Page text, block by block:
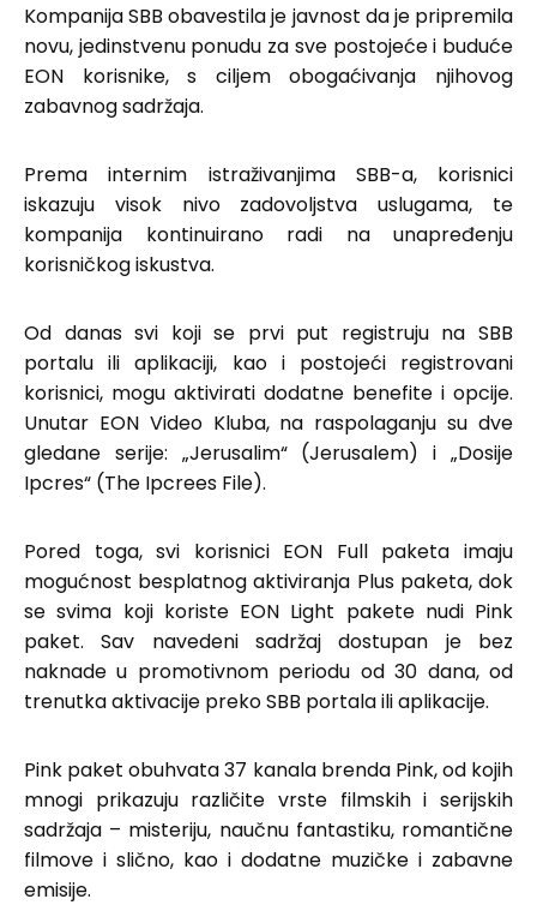
Kompanija SBB obavestila je javnost da je pripremila
novu, jedinstvenu ponudu za sve postojeće i buduće
EON korisnike, s ciljem obogaćivanja njihovog
zabavnog sadržaja.
Prema internim istraživanjima SBB-a, korisnici
iskazuju visok nivo zadovoljstva uslugama, te
kompanija kontinuirano radi na unapređenju
korisničkog iskustva.
Od danas svi koji se prvi put registruju na SBB
portalu ili aplikaciji, kao i postojeći registrovani
korisnici, mogu aktivirati dodatne benefite i opcije.
Unutar EON Video Kluba, na raspolaganju su dve
gledane serije: „Jerusalim“ (Jerusalem) i „Dosije
Ipcres“ (The Ipcrees File).
Pored toga, svi korisnici EON Full paketa imaju
mogućnost besplatnog aktiviranja Plus paketa, dok
se svima koji koriste EON Light pakete nudi Pink
paket. Sav navedeni sadržaj dostupan je bez
naknade u promotivnom periodu od 30 dana, od
trenutka aktivacije preko SBB portala ili aplikacije.
Pink paket obuhvata 37 kanala brenda Pink, od kojih
mnogi prikazuju različite vrste filmskih i serijskih
sadržaja – misteriju, naučnu fantastiku, romantične
filmove i slično, kao i dodatne muzičke i zabavne
emisije.